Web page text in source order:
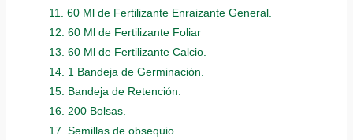
11. 60 Ml de Fertilizante Enraizante General.
12. 60 Ml de Fertilizante Foliar
13. 60 Ml de Fertilizante Calcio.
14. 1 Bandeja de Germinación.
15. Bandeja de Retención.
16. 200 Bolsas.
17. Semillas de obsequio.